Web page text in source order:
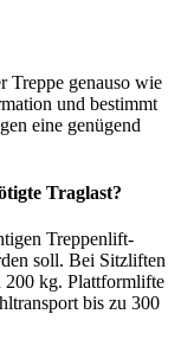
Treppe genauso wie
und bestimmt
eine genügend
Traglast?
Treppenlift-
soll. Bei Sitzliften
200 kg. Plattformlifte
bis zu 300